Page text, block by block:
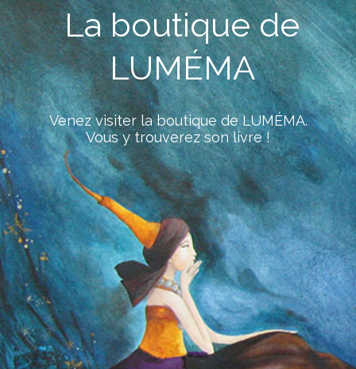
La boutique de
LUMÉMA
Venez visiter la boutique de LUMÉMA.
Vous y trouverez son livre !